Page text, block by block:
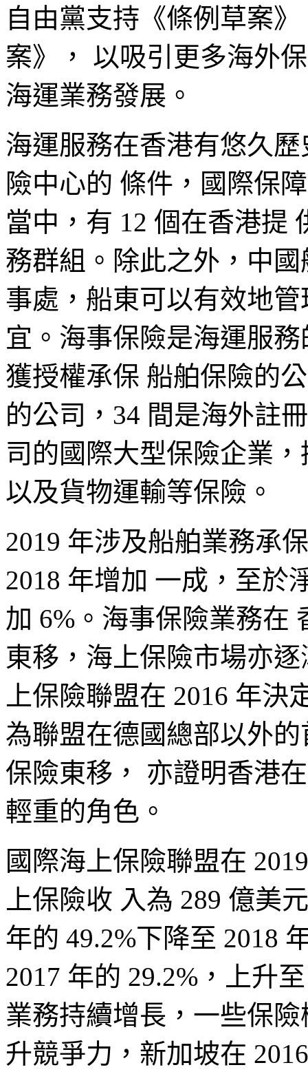
自由黨支持《條例草案
案》， 以吸引更多海外
海運業務發展。
海運服務在香港有悠久
險中心的 條件，國際保
當中，有 12 個在香港提
務群組。除此之外，中
事處，船東可以有效地
宜。海事保險是海運服
獲授權承保 船舶保險的
的公司，34 間是海外註
司的國際大型保險企業
以及貨物運輸等保險。
2019 年涉及船舶業務承
2018 年增加 一成，至於
加 6%。海事保險業務在
東移，海上保險市場亦
上保險聯盟在 2016 年
為聯盟在德國總部以外
保險東移， 亦證明香港
輕重的角色。
國際海上保險聯盟在
上保險收 入為 289 億美
年的 49.2%下降至 2018
2017 年的 29.2%，上升
業務持續增長，一些保
升競爭力，新加坡在